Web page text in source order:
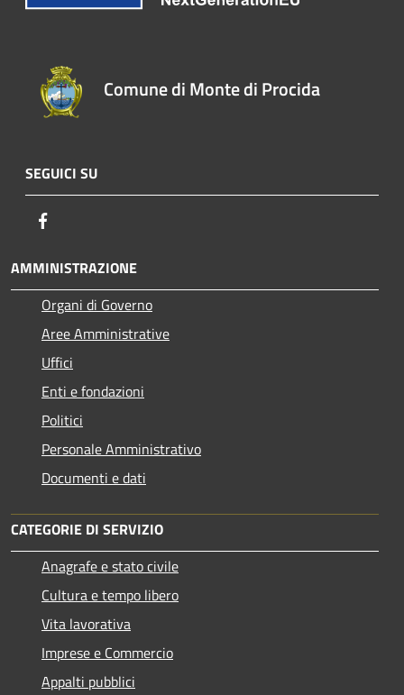
Comune di Monte di Procida
SEGUICI SU
AMMINISTRAZIONE
Organi di Governo
Aree Amministrative
Uffici
Enti e fondazioni
Politici
Personale Amministrativo
Documenti e dati
CATEGORIE DI SERVIZIO
Anagrafe e stato civile
Cultura e tempo libero
Vita lavorativa
Imprese e Commercio
Appalti pubblici